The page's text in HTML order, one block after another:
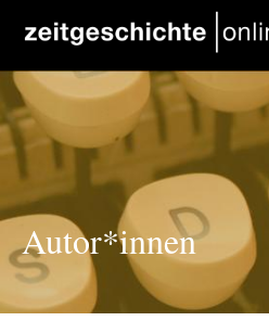
Direkt zum Inhalt
Autor*innen